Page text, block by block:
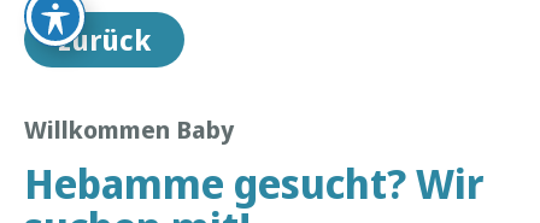
zurück
Willkommen Baby
Hebamme gesucht? Wir